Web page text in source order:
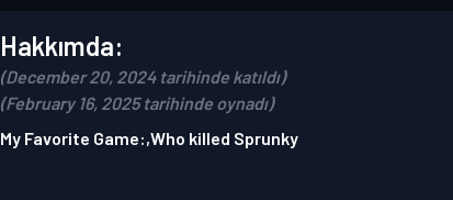
Hakkımda:
(December 20, 2024 tarihinde katıldı)
(February 16, 2025 tarihinde oynadı)
My Favorite Game:,Who killed Sprunky